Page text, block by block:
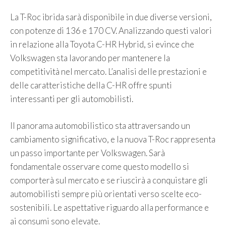
La T-Roc ibrida sarà disponibile in due diverse versioni,
con potenze di 136 e 170 CV. Analizzando questi valori
in relazione alla Toyota C-HR Hybrid, si evince che
Volkswagen sta lavorando per mantenere la
competitività nel mercato. L’analisi delle prestazioni e
delle caratteristiche della C-HR offre spunti
interessanti per gli automobilisti.
Il panorama automobilistico sta attraversando un
cambiamento significativo, e la nuova T-Roc rappresenta
un passo importante per Volkswagen. Sarà
fondamentale osservare come questo modello si
comporterà sul mercato e se riuscirà a conquistare gli
automobilisti sempre più orientati verso scelte eco-
sostenibili. Le aspettative riguardo alla performance e
ai consumi sono elevate.